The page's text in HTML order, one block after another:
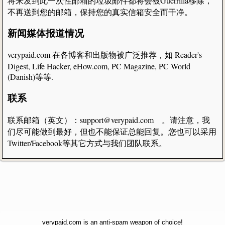
不再送到您的邮箱，保持您的真实信箱安全而干净。
新闻媒体报道情况
verypaid.com 在各博客和出版物被广泛推荐，如 Reader's
Digest, Life Hacker, eHow.com, PC Magazine, PC World
(Danish)等等.
联系
联系邮箱（英文）：support@verypaid.com 。请注意，我
们尽可能做到最好，但也不能保证总能回复。您也可以采用
Twitter/Facebook等其它方式与我们团队联系。
verypaid.com is an anti-spam weapon of choice!